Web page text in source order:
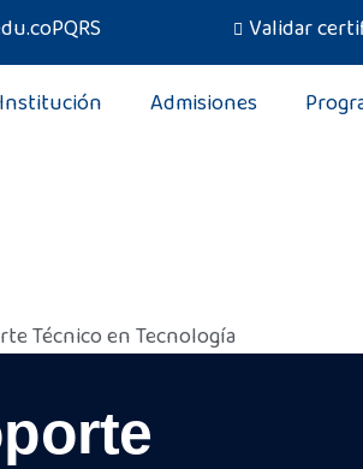
PQRS Validar
Admisiones
Técnico en Tecnología